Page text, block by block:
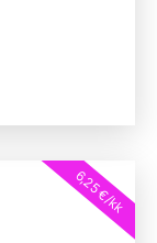
6,25 €/kk